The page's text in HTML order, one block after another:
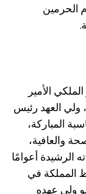
الحرمين
الأمير
ولي العهد رئيس
المباركة،
والعافية،
الرشيدة أعوامًا
المملكة في
ولي عهده